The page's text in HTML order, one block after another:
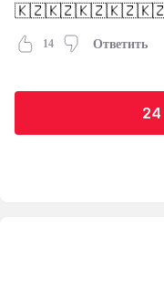
14 Ответить